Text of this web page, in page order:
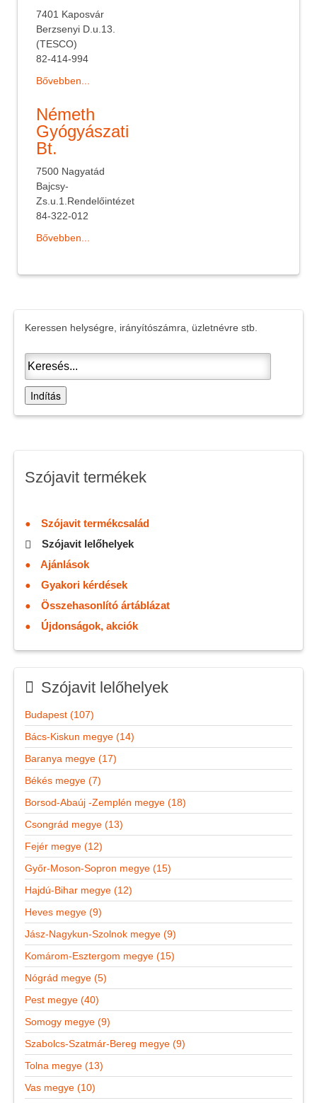
7401 Kaposvár
Berzsenyi D.u.13.
(TESCO)
82-414-994
Bővebben...
Németh
Gyógyászati
Bt.
7500 Nagyatád
Bajcsy-
Zs.u.1.Rendelőintézet
84-322-012
Bővebben...
Keressen helységre, irányítószámra, üzletnévre stb.
Indítás
Szójavit termékek
Szójavit termékcsalád
Szójavit lelőhelyek
Ajánlások
Gyakori kérdések
Összehasonlító ártáblázat
Újdonságok, akciók
Szójavit lelőhelyek
Budapest (107)
Bács-Kiskun megye (14)
Baranya megye (17)
Békés megye (7)
Borsod-Abaúj -Zemplén megye (18)
Csongrád megye (13)
Fejér megye (12)
Győr-Moson-Sopron megye (15)
Hajdú-Bihar megye (12)
Heves megye (9)
Jász-Nagykun-Szolnok megye (9)
Komárom-Esztergom megye (15)
Nógrád megye (5)
Pest megye (40)
Somogy megye (9)
Szabolcs-Szatmár-Bereg megye (9)
Tolna megye (13)
Vas megye (10)